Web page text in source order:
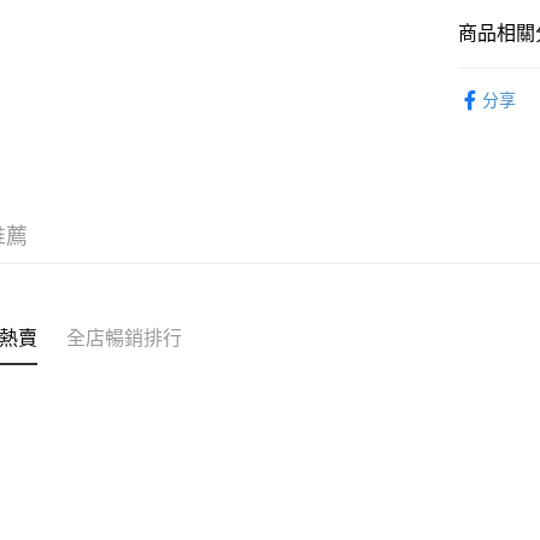
豐銀行戶
收到付款
順豐智能
商品相關
分享
薦
賣 全店暢銷排行